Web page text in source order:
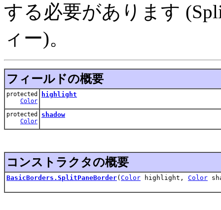
する必要があります
ィー)。
フィールドの概要
protected
Color
highlight
protected
Color
shadow
コンストラクタの概要
BasicBorders.SplitPaneBorder( Color highlight, Color